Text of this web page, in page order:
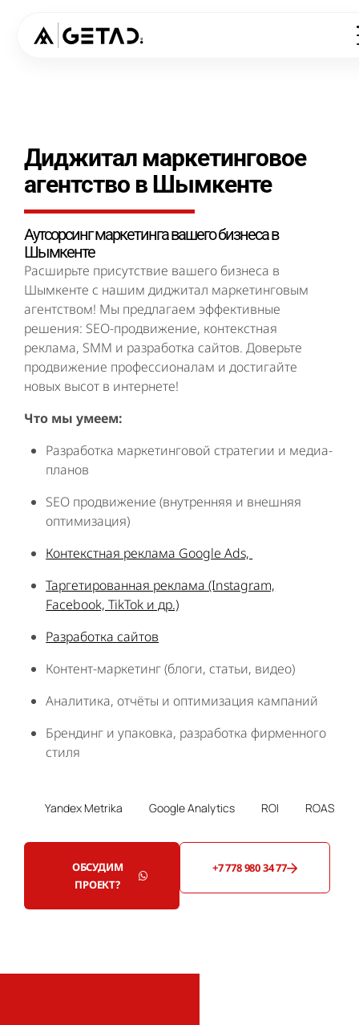
Диджитал маркетинговое
агентство в Шымкенте
Аутсорсинг маркетинга вашего бизнеса в
Шымкенте
Расширьте присутствие вашего бизнеса в
Шымкенте с нашим диджитал маркетинговым
агентством! Мы предлагаем эффективные
решения: SEO-продвижение, контекстная
реклама, SMM и разработка сайтов. Доверьте
продвижение профессионалам и достигайте
новых высот в интернете!
Что мы умеем:
Разработка маркетинговой стратегии и медиа-
планов
SEO продвижение (внутренняя и внешняя
оптимизация)
Контекстная реклама Google Ads,
Таргетированная реклама (Instagram,
Facebook, TikTok и др.)
Разработка сайтов
Контент-маркетинг (блоги, статьи, видео)
Аналитика, отчёты и оптимизация кампаний
Брендинг и упаковка, разработка фирменного
стиля
Yandex Metrika Google Analytics ROAS
ОБСУДИМ
ПРОЕКТ?
+7 778 980 34 77